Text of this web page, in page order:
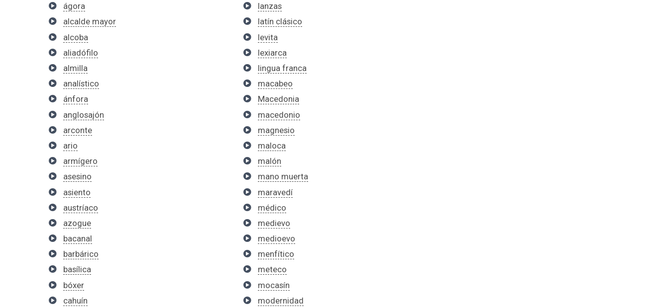
ágora
alcalde mayor
alcoba
aliadófilo
almilla
analístico
ánfora
anglosajón
arconte
ario
armígero
asesino
asiento
austríaco
azogue
bacanal
barbárico
basílica
bóxer
cahuín
lanzas
latín clásico
levita
lexiarca
lingua franca
macabeo
Macedonia
macedonio
magnesio
maloca
malón
mano muerta
maravedí
médico
medievo
medioevo
menfítico
meteco
mocasín
modernidad